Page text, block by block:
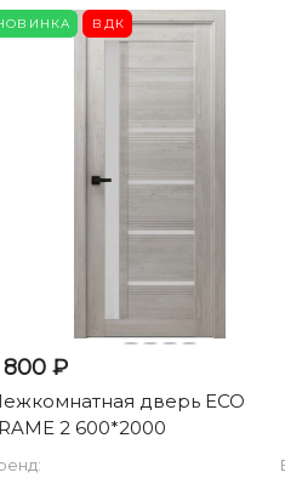
ВДК
800 ₽
дверь ECO
2 600*2000